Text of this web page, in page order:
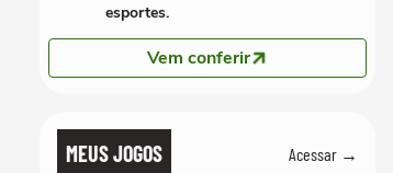
MEUS JOGOS Acessar →
esportes.
Vem conferir